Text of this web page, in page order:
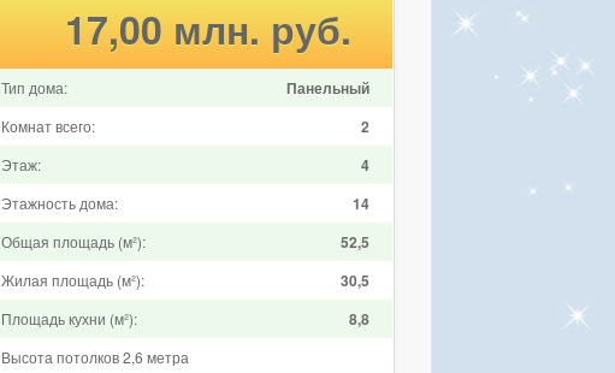
17,00 млн. руб.
Тип дома: Панельный
Комнат всего: 2
Этаж: 4
Этажность дома: 14
Общая площадь (м²): 52,5
Жилая площадь (м²): 30,5
Площадь кухни (м²): 8,8
Высота потолков 2,6 метра